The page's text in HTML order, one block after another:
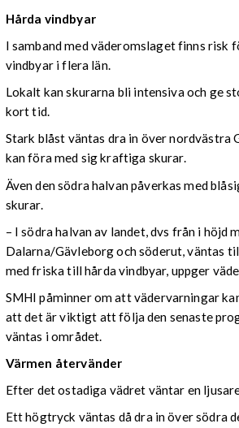
Hårda vindbyar
I samband med väderomslaget finns risk
vindbyar i flera län.
Lokalt kan skurarna bli intensiva och ge
kort tid.
Stark blåst väntas dra in över nordvästra
kan föra med sig kraftiga skurar.
Även den södra halvan påverkas med
skurar.
– I södra halvan av landet, dvs från i höjd
Dalarna/Gävleborg och söderut, väntas
med friska till hårda vindbyar, uppger
SMHI påminner om att vädervarningar
att det är viktigt att följa den senaste
väntas i området.
Värmen återvänder
Efter det ostadiga vädret väntar en
Ett högtryck väntas då dra in över södra